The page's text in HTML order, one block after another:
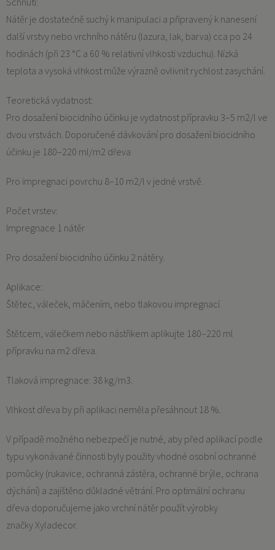
Nátěr je dostatečně suchý k manipulaci a připravený k nanesení
další vrstvy nebo vrchního nátěru (lazura, lak, barva) cca po 24
hodinách (při 23 °C a 60 % relativní vlhkosti vzduchu). Nízká
teplota a vysoká vlhkost může výrazně ovlivnit rychlost zasychání.
Teoretická vydatnost:
Pro dosažení biocidního účinku je vydatnost přípravku 3–5 m2/l ve
dvou vrstvách. Doporučené dávkování pro dosažení biocidního
účinku je 180–220 ml/m2 dřeva
Pro impregnaci povrchu 8–10 m2/l v jedné vrstvě.
Počet vrstev:
Impregnace 1 nátěr
Pro dosažení biocidního účinku 2 nátěry.
Aplikace:
Štětec, váleček, máčením, nebo tlakovou impregnací.
Štětcem, válečkem nebo nástřikem aplikujte 180–220 ml
přípravku na m2 dřeva.
Tlaková impregnace: 38 kg/m3.
Vlhkost dřeva by při aplikaci neměla přesáhnout 18 %.
V případě možného nebezpečí je nutné, aby před aplikací podle
typu vykonávané činnosti byly použity vhodné osobní ochranné
pomůcky (rukavice, ochranná zástěra, ochranné brýle, ochrana
dýchání) a zajištěno důkladné větrání. Pro optimální ochranu
dřeva doporučujeme jako vrchní nátěr použít výrobky
značky Xyladecor.